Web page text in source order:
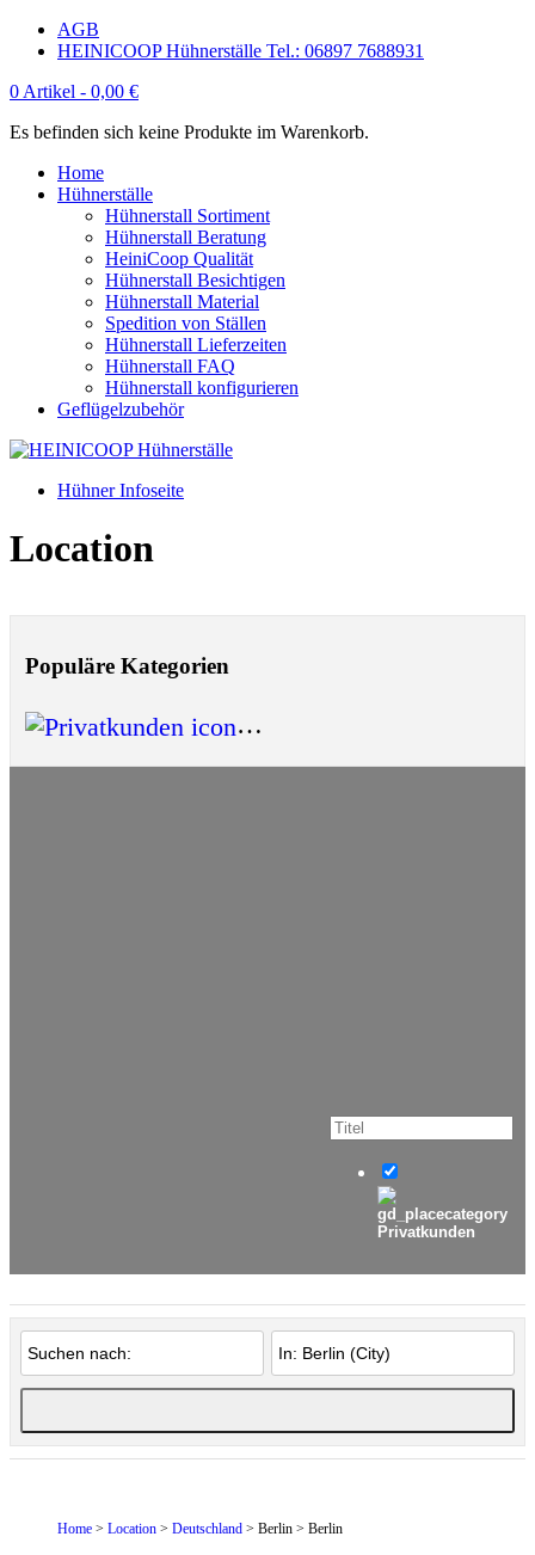
AGB
HEINICOOP Hühnerställe Tel.: 06897 7688931
0 Artikel - 0,00 €
Es befinden sich keine Produkte im Warenkorb.
Home
Hühnerställe
Hühnerstall Sortiment
Hühnerstall Beratung
HeiniCoop Qualität
Hühnerstall Besichtigen
Hühnerstall Material
Spedition von Ställen
Hühnerstall Lieferzeiten
Hühnerstall FAQ
Hühnerstall konfigurieren
Geflügelzubehör
Hühner Infoseite
Location
Populäre Kategorien
Privatkunden
Privatkunden
Home > Location > Deutschland > Berlin > Berlin